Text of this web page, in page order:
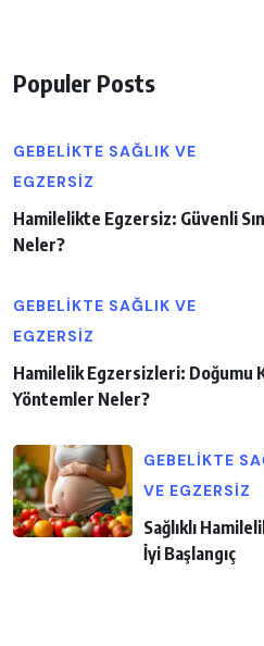
Populer Posts
GEBELIKTE SAĞLIK VE
EGZERSIZ
Hamilelikte Egzersiz: Güvenli
Neler?
GEBELIKTE SAĞLIK VE
EGZERSIZ
Hamilelik Egzersizleri: Doğumu
Yöntemler Neler?
GEBELIKTE
VE EGZERSIZ
Sağlıklı
İyi Başlangıç